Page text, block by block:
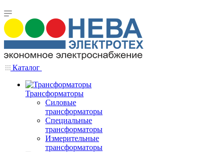
Каталог
Трансформаторы
Силовые
трансформаторы
Специальные
трансформаторы
Измерительные
трансформаторы